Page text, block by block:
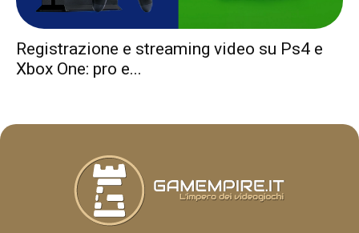
Registrazione e streaming video su Ps4 e
Xbox One: pro e...